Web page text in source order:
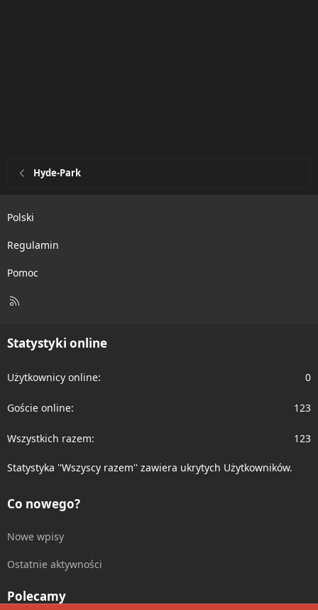
Hyde-Park
Polski
Regulamin
Pomoc
R
Statystyki online
Użytkownicy online 0
Goście online 123
Wszystkich razem 123
Statystyka ''Wszyscy razem'' zawiera ukrytych Użytkowników.
Co nowego?
Nowe wpisy
Ostatnie aktywności
Polecamy